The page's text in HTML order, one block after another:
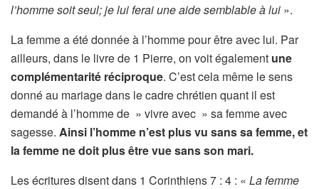
l’homme soit seul; je lui ferai une aide semblable à lui ».
La femme a été donnée à l’homme pour être avec lui. Par
ailleurs, dans le livre de 1 Pierre, on voit également une
complémentarité réciproque. C’est cela même le sens
donné au mariage dans le cadre chrétien quant il est
demandé à l’homme de » vivre avec » sa femme avec
sagesse. Ainsi l’homme n’est plus vu sans sa femme, et
la femme ne doit plus être vue sans son mari.
Les écritures disent dans 1 Corinthiens 7 : 4 : « La femme